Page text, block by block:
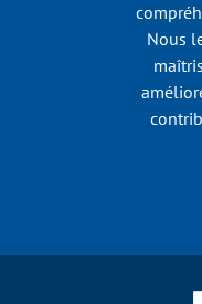
Nous